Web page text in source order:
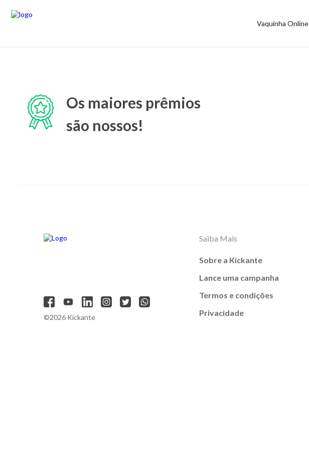
Vaquinha Online
Os maiores prêmios
são nossos!
©2026 Kickante
Saiba Mais
Sobre a Kickante
Lance uma campanha
Termos e condições
Privacidade